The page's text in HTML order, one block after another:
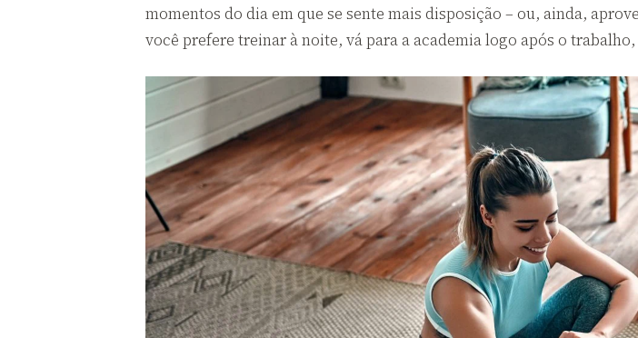
momentos do dia em que se sente mais disposição – ou, ainda,
você prefere treinar à noite, vá para a academia logo após o trabalho,